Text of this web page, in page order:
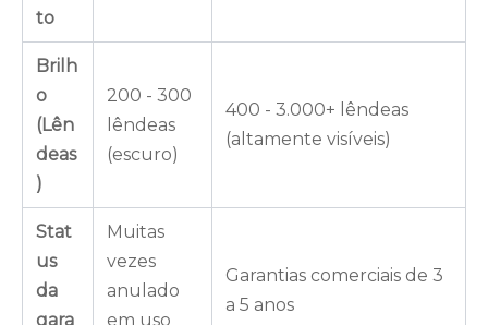
to
Brilh
o
(Lên
deas
)
200 - 300
lêndeas
(escuro)
400 - 3.000+ lêndeas
(altamente visíveis)
Stat
us
da
gara
Muitas
vezes
anulado
em uso
Garantias comerciais de 3
a 5 anos